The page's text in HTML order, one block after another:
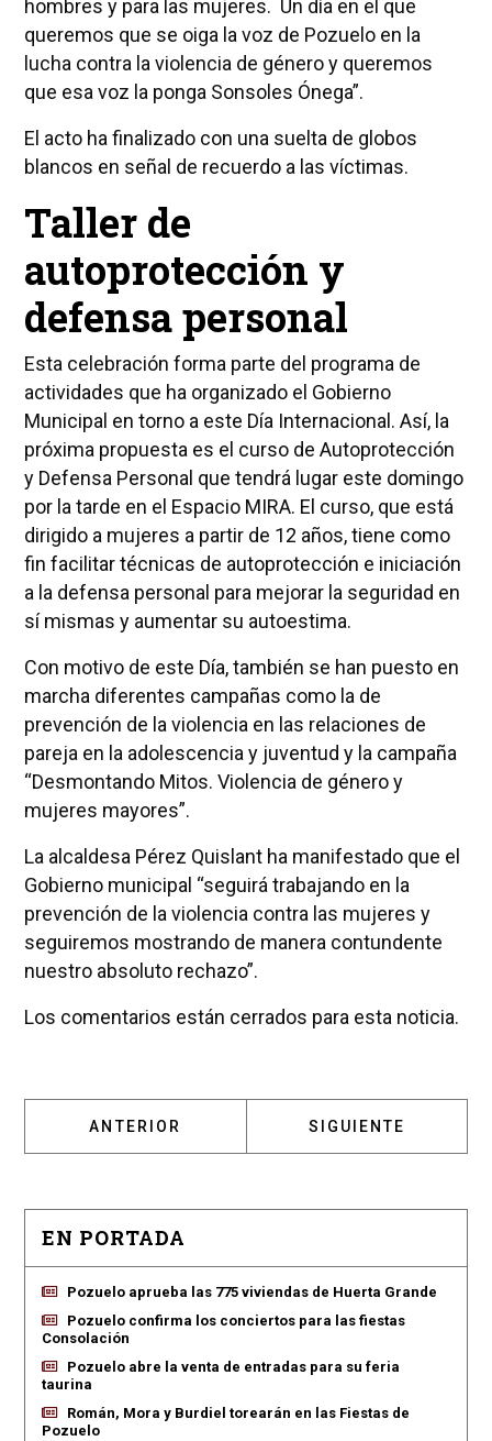
hombres y para las mujeres. Un día en el que
queremos que se oiga la voz de Pozuelo en la
lucha contra la violencia de género y queremos
que esa voz la ponga Sonsoles Ónega”.
El acto ha finalizado con una suelta de globos
blancos en señal de recuerdo a las víctimas.
Taller de
autoprotección y
defensa personal
Esta celebración forma parte del programa de
actividades que ha organizado el Gobierno
Municipal en torno a este Día Internacional. Así, la
próxima propuesta es el curso de Autoprotección
y Defensa Personal que tendrá lugar este domingo
por la tarde en el Espacio MIRA. El curso, que está
dirigido a mujeres a partir de 12 años, tiene como
fin facilitar técnicas de autoprotección e iniciación
a la defensa personal para mejorar la seguridad en
sí mismas y aumentar su autoestima.
Con motivo de este Día, también se han puesto en
marcha diferentes campañas como la de
prevención de la violencia en las relaciones de
pareja en la adolescencia y juventud y la campaña
“Desmontando Mitos. Violencia de género y
mujeres mayores”.
La alcaldesa Pérez Quislant ha manifestado que el
Gobierno municipal “seguirá trabajando en la
prevención de la violencia contra las mujeres y
seguiremos mostrando de manera contundente
nuestro absoluto rechazo”.
Los comentarios están cerrados para esta noticia.
ARTÍCULO ANTERIOR: EL PSOE PIDE UNA
ANTERIOR ARTÍCULO
SIGUIENTE
EN PORTADA
Pozuelo aprueba las 775 viviendas de Huerta Grande
Pozuelo confirma los conciertos para las fiestas
Consolación
Pozuelo abre la venta de entradas para su feria
taurina
Román, Mora y Burdiel torearán en las Fiestas de
Pozuelo